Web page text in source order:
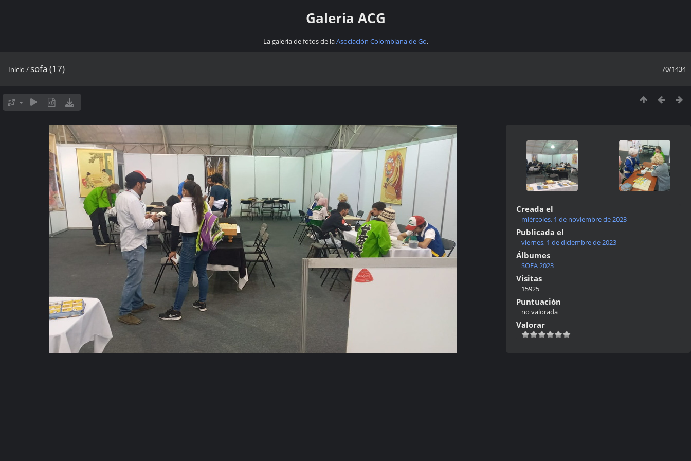
Galeria ACG
La galería de fotos de laAsociación Colombiana de Go.
70/1434
Inicio / sofa (17)
Creada el
miércoles, 1 de noviembre de 2023
Publicada el
viernes, 1 de diciembre de 2023
Álbumes
SOFA 2023
Visitas
15925
Puntuación
no valorada
Valorar